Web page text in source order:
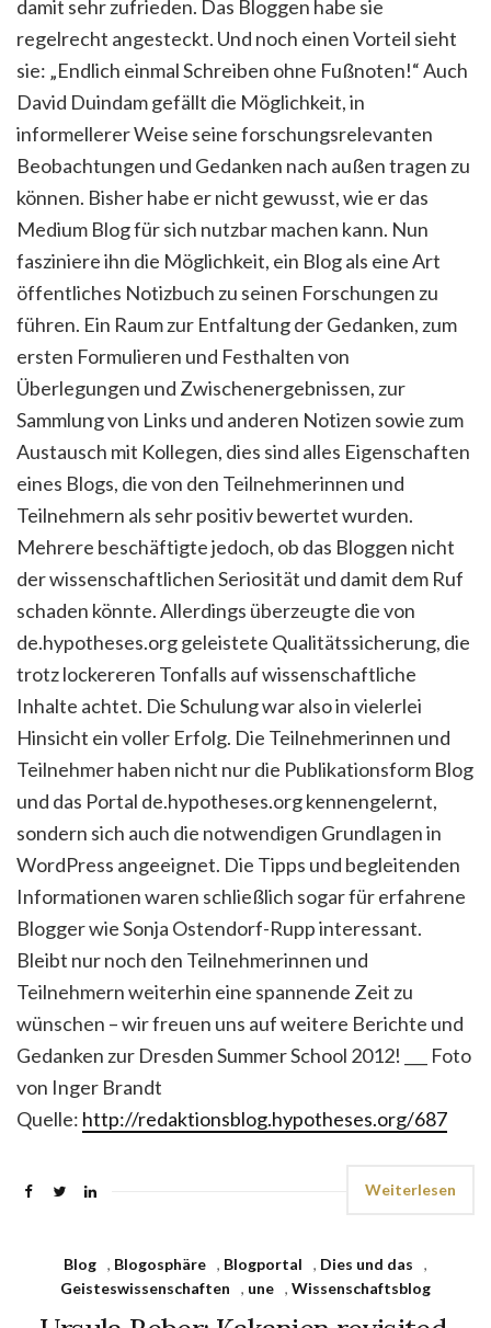
damit sehr zufrieden. Das Bloggen habe sie
regelrecht angesteckt. Und noch einen Vorteil sieht
sie: „Endlich einmal Schreiben ohne Fußnoten!“ Auch
David Duindam gefällt die Möglichkeit, in
informellerer Weise seine forschungsrelevanten
Beobachtungen und Gedanken nach außen tragen zu
können. Bisher habe er nicht gewusst, wie er das
Medium Blog für sich nutzbar machen kann. Nun
fasziniere ihn die Möglichkeit, ein Blog als eine Art
öffentliches Notizbuch zu seinen Forschungen zu
führen. Ein Raum zur Entfaltung der Gedanken, zum
ersten Formulieren und Festhalten von
Überlegungen und Zwischenergebnissen, zur
Sammlung von Links und anderen Notizen sowie zum
Austausch mit Kollegen, dies sind alles Eigenschaften
eines Blogs, die von den Teilnehmerinnen und
Teilnehmern als sehr positiv bewertet wurden.
Mehrere beschäftigte jedoch, ob das Bloggen nicht
der wissenschaftlichen Seriosität und damit dem Ruf
schaden könnte. Allerdings überzeugte die von
de.hypotheses.org geleistete Qualitätssicherung, die
trotz lockereren Tonfalls auf wissenschaftliche
Inhalte achtet. Die Schulung war also in vielerlei
Hinsicht ein voller Erfolg. Die Teilnehmerinnen und
Teilnehmer haben nicht nur die Publikationsform Blog
und das Portal de.hypotheses.org kennengelernt,
sondern sich auch die notwendigen Grundlagen in
WordPress angeeignet. Die Tipps und begleitenden
Informationen waren schließlich sogar für erfahrene
Blogger wie Sonja Ostendorf-Rupp interessant.
Bleibt nur noch den Teilnehmerinnen und
Teilnehmern weiterhin eine spannende Zeit zu
wünschen – wir freuen uns auf weitere Berichte und
Gedanken zur Dresden Summer School 2012! ___ Foto
von Inger Brandt
Quelle: http://redaktionsblog.hypotheses.org/687
Weiterlesen
Blog , Blogosphäre , Blogportal , Dies und das
,
Geisteswissenschaften
, une , Wissenschaftsblog